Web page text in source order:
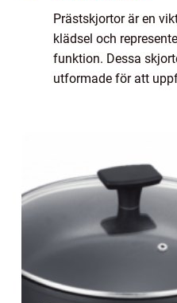
Prästskjortor är en
klädsel och
funktion. Dessa
utformade för att